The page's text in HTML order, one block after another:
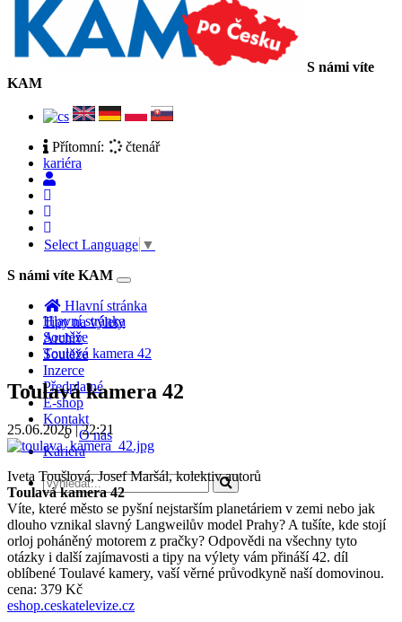
S námi víte
KAM
Přítomní:
čtenář
kariéra
Select Language ▼
S námi víte KAM
Toggle
navigation
Hlavní stránka
Tipy na výlety
Archiv
Soutěže
Inzerce
Předplatné
E-shop
Kontakt
O nás
Kariéra
Hlavní stránka
Soutěže
Toulavá kamera 42
Toulavá kamera 42
25.06.2026 | 22:21
Iveta Toušlová, Josef Maršál, kolektiv autorů
Toulavá kamera 42
Víte, které město se pyšní nejstarším planetáriem v zemi nebo jak
dlouho vznikal slavný Langweilův model Prahy? A tušíte, kde stojí
orloj poháněný motorem z pračky? Odpovědi na všechny tyto
otázky i další zajímavosti a tipy na výlety vám přináší 42. díl
oblíbené Toulavé kamery, vaší věrné průvodkyně naší domovinou.
cena: 379 Kč
eshop.ceskatelevize.cz